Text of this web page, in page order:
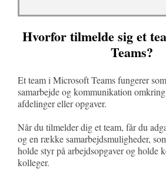
Hvorfor tilmelde sig et
Teams?
Et team i Microsoft Teams fungerer
samarbejde og kommunikation
afdelinger eller opgaver.
Når du tilmelder dig et team, får du
og en række samarbejdsmuligheder,
holde styr på arbejdsopgaver og holde
kolleger.